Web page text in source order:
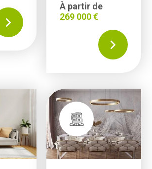
À partir de
269 000 €